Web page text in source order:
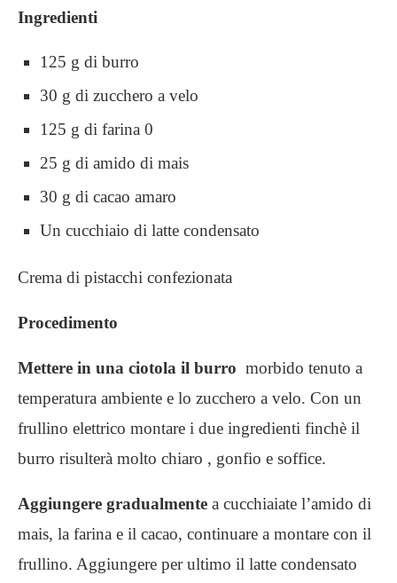
Ingredienti
125 g di burro
30 g di zucchero a velo
125 g di farina 0
25 g di amido di mais
30 g di cacao amaro
Un cucchiaio di latte condensato
Crema di pistacchi confezionata
Procedimento
Mettere in una ciotola il burro morbido tenuto a
temperatura ambiente e lo zucchero a velo. Con un
frullino elettrico montare i due ingredienti finchè il
burro risulterà molto chiaro , gonfio e soffice.
Aggiungere gradualmente a cucchiaiate l’amido di
mais, la farina e il cacao, continuare a montare con il
frullino. Aggiungere per ultimo il latte condensato